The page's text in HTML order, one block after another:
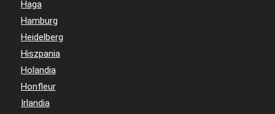
Haga
Hamburg
Heidelberg
Hiszpania
Holandia
Honfleur
Irlandia